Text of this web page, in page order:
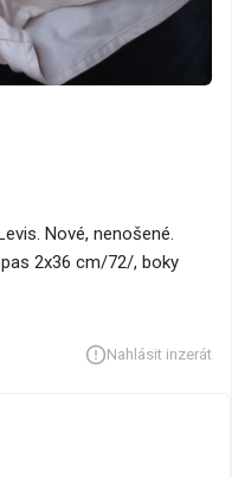
Nové, nenošené.
2x36 cm/72/, boky
Nahlásit inzerát